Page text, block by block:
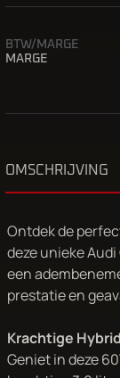
BTW/MARGE
MARGE
OMSCHRIJVING
Ontdek de
deze unieke
een
prestatie en
Krachtige
Geniet in deze